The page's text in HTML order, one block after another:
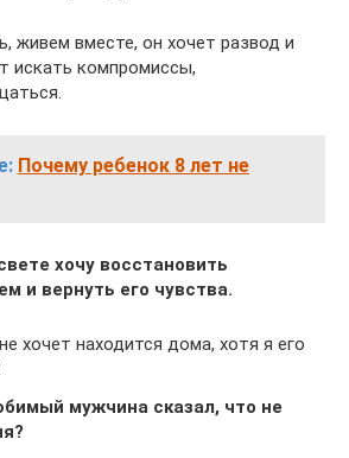
живем вместе, он хочет развод и
искать компромиссы,
Почему ребенок 8 лет не
хочу восстановить
и вернуть его чувства.
хочет находится дома, хотя я его
мужчина сказал, что не